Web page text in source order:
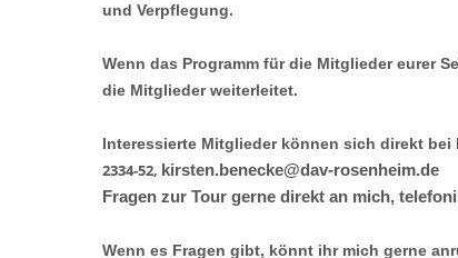
und Verpflegung.
Wenn das Programm für die Mitglieder eurer
die Mitglieder weiterleitet.
Interessierte Mitglieder können sich direkt
2334-52, kirsten.benecke@dav-rosenheim.de
Fragen zur Tour gerne direkt an mich,
Wenn es Fragen gibt, könnt ihr mich gerne